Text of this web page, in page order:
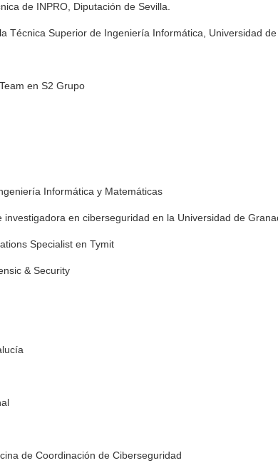
de INPRO, Diputación de Sevilla.
Técnica Superior de Ingeniería Informática, Universidad de
en S2 Grupo
Informática y Matemáticas
en ciberseguridad en la Universidad de
Specialist en Tymit
& Security
de Coordinación de Ciberseguridad